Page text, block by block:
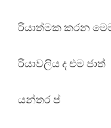
රියාත්මක කරන
රියාවලිය ද එම ජාත්
යන්තර ප්